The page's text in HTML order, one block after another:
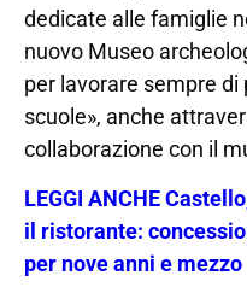
dedicate alle famiglie
nuovo Museo
per lavorare sempre di
scuole», anche
collaborazione con il
LEGGI ANCHE
il ristorante:
per nove anni e mezzo